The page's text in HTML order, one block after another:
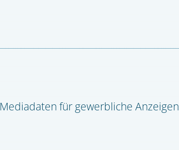
Mediadaten für gewerbliche Anzeigen